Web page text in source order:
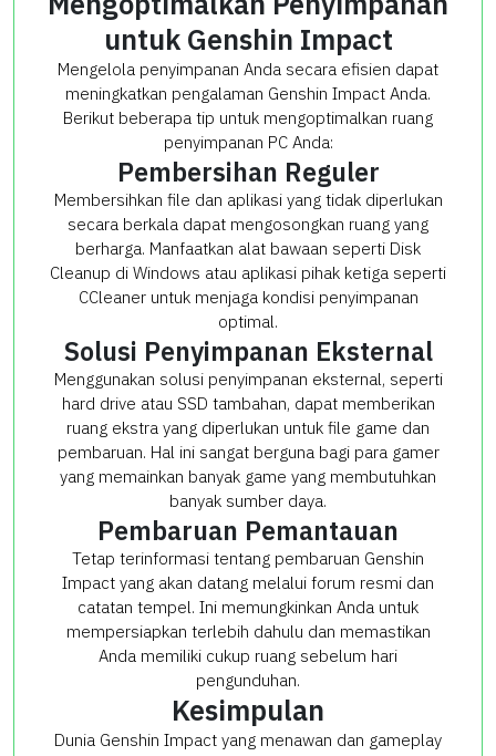
untuk Genshin Impact
Mengelola penyimpanan Anda secara efisien dapat
meningkatkan pengalaman Genshin Impact Anda.
Berikut beberapa tip untuk mengoptimalkan ruang
penyimpanan PC Anda:
Pembersihan Reguler
Membersihkan file dan aplikasi yang tidak diperlukan
secara berkala dapat mengosongkan ruang yang
berharga. Manfaatkan alat bawaan seperti Disk
Cleanup di Windows atau aplikasi pihak ketiga seperti
CCleaner untuk menjaga kondisi penyimpanan
optimal.
Solusi Penyimpanan Eksternal
Menggunakan solusi penyimpanan eksternal, seperti
hard drive atau SSD tambahan, dapat memberikan
ruang ekstra yang diperlukan untuk file game dan
pembaruan. Hal ini sangat berguna bagi para gamer
yang memainkan banyak game yang membutuhkan
banyak sumber daya.
Pembaruan Pemantauan
Tetap terinformasi tentang pembaruan Genshin
Impact yang akan datang melalui forum resmi dan
catatan tempel. Ini memungkinkan Anda untuk
mempersiapkan terlebih dahulu dan memastikan
Anda memiliki cukup ruang sebelum hari
pengunduhan.
Kesimpulan
Dunia Genshin Impact yang menawan dan gameplay